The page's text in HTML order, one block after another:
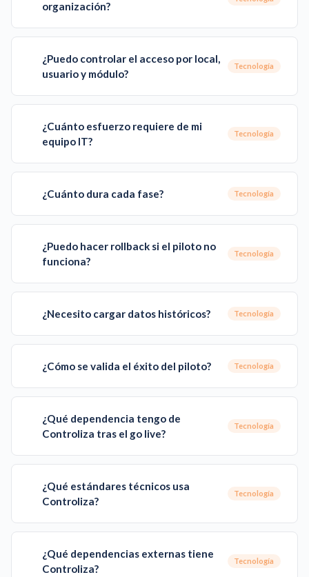
organización?
¿Puedo controlar el acceso por local,
usuario y módulo?
Tecnología
¿Cuánto esfuerzo requiere de mi
equipo IT?
Tecnología
¿Cuánto dura cada fase? Tecnología
¿Puedo hacer rollback si el piloto no
funciona?
Tecnología
¿Necesito cargar datos históricos? Tecnología
¿Cómo se valida el éxito del piloto? Tecnología
¿Qué dependencia tengo de
Controliza tras el go live?
Tecnología
¿Qué estándares técnicos usa
Controliza?
Tecnología
¿Qué dependencias externas tiene
Controliza?
Tecnología